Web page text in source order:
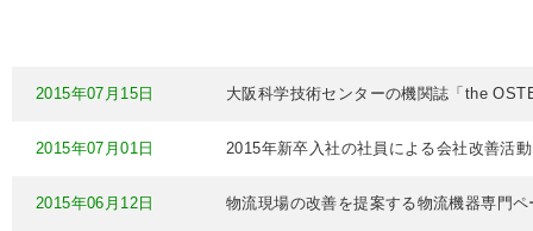
2015年07月15日 大阪科学技術センターの機関誌「the
2015年07月01日 2015年新卒入社の社員による会社改善活
2015年06月12日 物流現場の改善を提案する物流機器専門